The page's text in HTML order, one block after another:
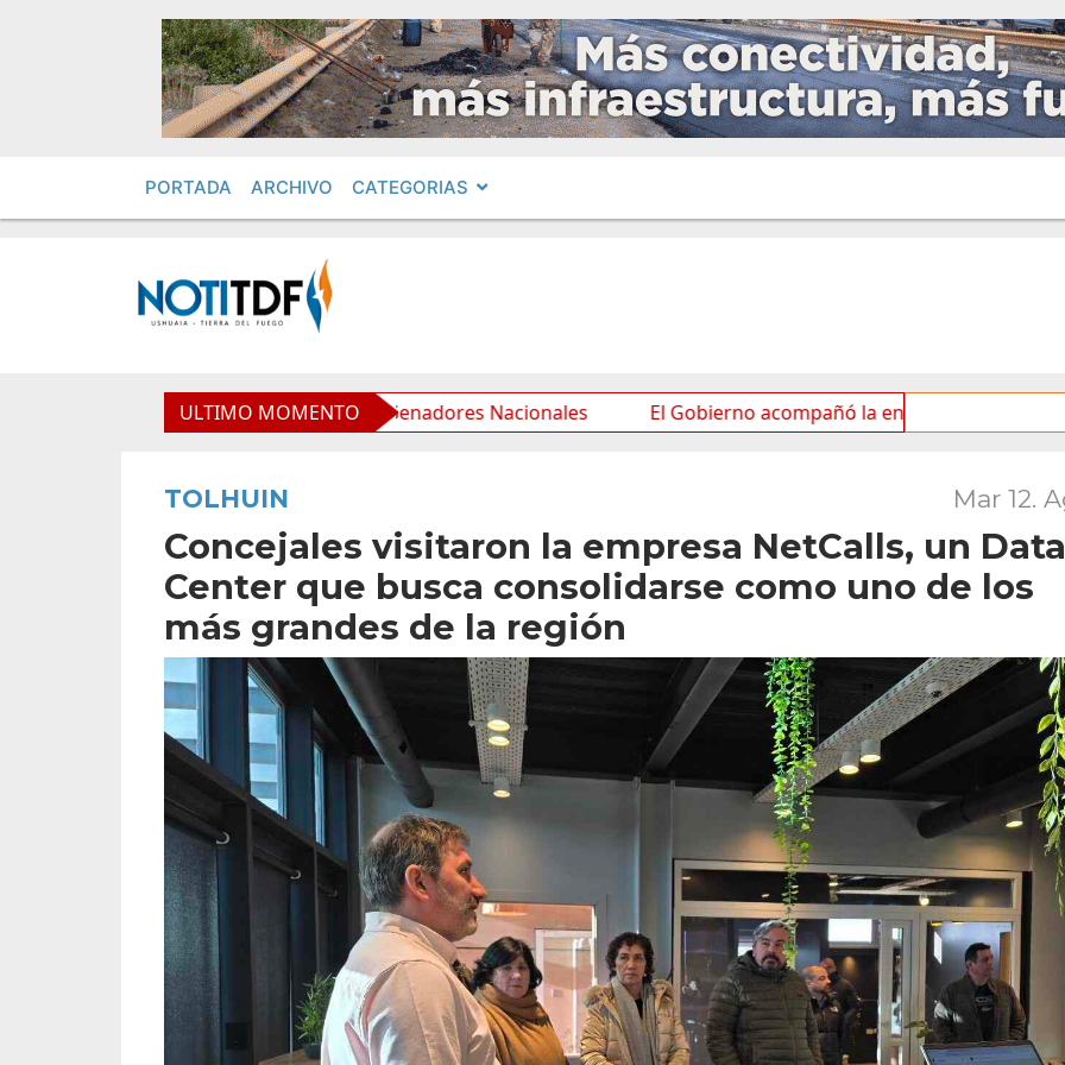
PORTADA ARCHIVO CATEGORIAS
ULTIMO MOMENTO
de Encuentro Federal con Senadores Nacionales El Gobierno acompañó la entrega de nueva cartelería
TOLHUIN Mar 12.
Concejales visitaron la empresa NetCalls, un Data
Center que busca consolidarse como uno de los
más grandes de la región